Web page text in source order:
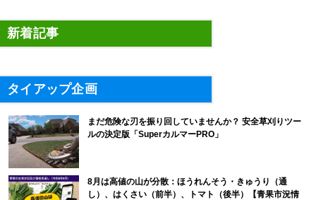
新着記事
タイアップ企画
まだ危険な刃を振り回していませんか？ 安全草刈りツー
ルの決定版「SuperカルマーPRO」
8月は高値の山が分散：ほうれんそう・きゅうり（通
し）、はくさい（前半）、トマト（後半）【青果市況情